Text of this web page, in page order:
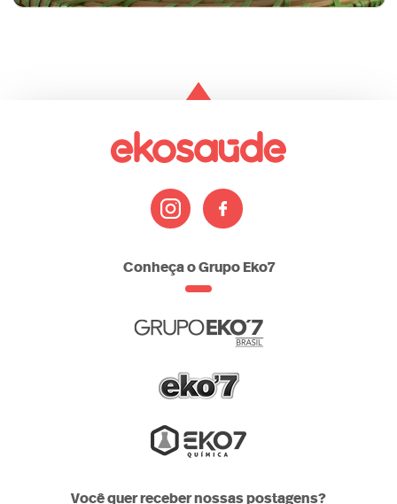
dicas
datas-
alimentacao
atividade-
Conheça o Grupo Eko7
Você quer receber nossas postagens?